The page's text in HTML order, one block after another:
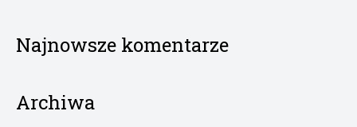
Najnowsze komentarze
Archiwa